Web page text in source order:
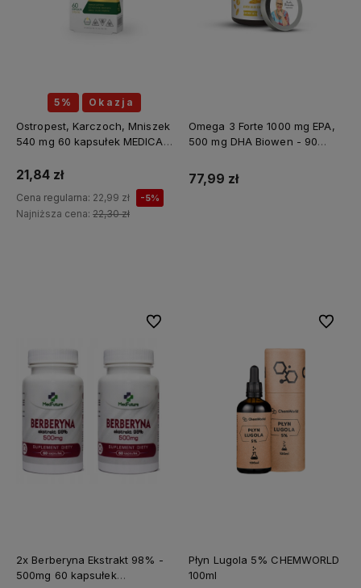
5% Okazja
Ostropest, Karczoch, Mniszek
540 mg 60 kapsułek MEDICA
21,84 zł
Cena regularna: 22,99 zł -5%
Najniższa cena: 22,30 zł
Omega 3 Forte 1000 mg EPA,
500 mg DHA Biowen - 90
77,99 zł
2x Berberyna Ekstrakt 98% -
500mg 60 kapsułek
Do ulubionych
Płyn Lugola 5% CHEMWORLD
100ml
Do